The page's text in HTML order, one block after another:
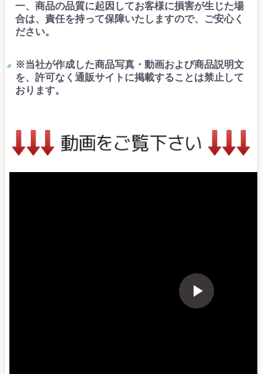
一、商品の品質に起因してお客様に損害が生じた場
合は、責任を持って保障いたしますので、ご安心く
ださい。
※当社が作成した商品写真・動画および商品説明文
を、許可なく通販サイトに掲載することは禁止して
おります。